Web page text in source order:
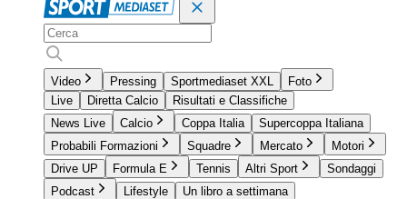
Video Pressing Sportmediaset XXL
Foto
Live
Diretta Calcio
Risultati e Classifiche
News Live
Calcio Coppa Italia
Supercoppa Italiana
Probabili Formazioni
Squadre Mercato
Motori
Drive UP
Formula E Tennis Altri Sport
Sondaggi
Podcast
Lifestyle
Un libro a settimana